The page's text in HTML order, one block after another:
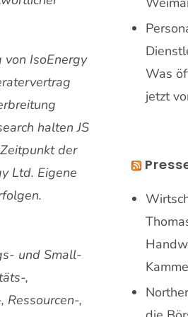
IsoEnergy
halten JS
der
Ltd. Eigene
und Small-
,
Ressourcen-,
Was
jetzt